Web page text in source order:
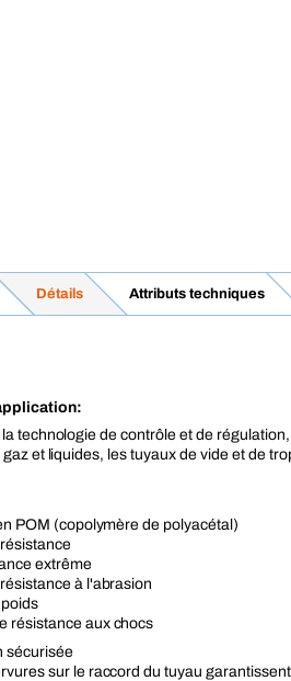
Détails Attributs techniques
technologie de contrôle et de
et liquides, les tuyaux de vide et de
POM (copolymère de polyacétal)
extrême
à l'abrasion
résistance aux chocs
sécurisée
sur le raccord du tuyau